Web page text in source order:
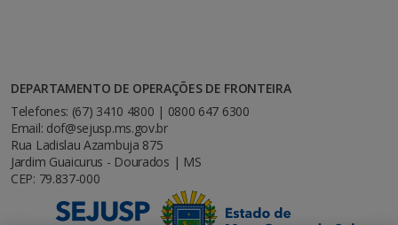
DEPARTAMENTO DE OPERAÇÕES DE FRONTEIRA
Telefones: (67) 3410 4800 | 0800 647 6300
Email: dof@sejusp.ms.gov.br
Rua Ladislau Azambuja 875
Jardim Guaicurus - Dourados | MS
CEP: 79.837-000